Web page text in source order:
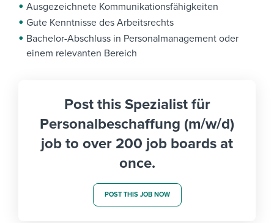
Ausgezeichnete Kommunikationsfähigkeiten
Gute Kenntnisse des Arbeitsrechts
Bachelor-Abschluss in Personalmanagement oder
einem relevanten Bereich
Post this Spezialist für
Personalbeschaffung (m/w/d)
job to over 200 job boards at
once.
POST THIS JOB NOW